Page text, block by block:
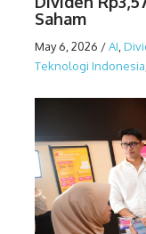
Saham
May 6, 2026 /AI
Teknologi Indonesia